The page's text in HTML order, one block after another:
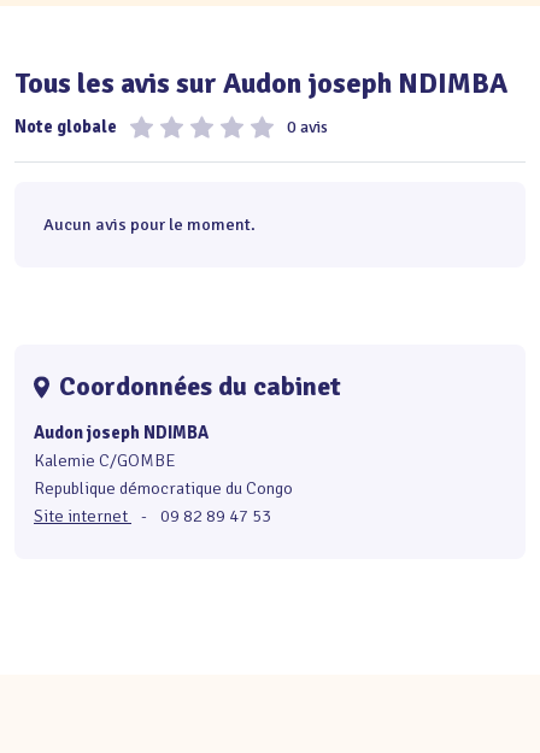
Tous les avis sur Audon joseph NDIMBA
Note globale 0 avis
Aucun avis pour le moment.
Coordonnées du cabinet
Audon joseph NDIMBA
Kalemie C/GOMBE
Republique démocratique du Congo
Site internet
- 09 82 89 47 53